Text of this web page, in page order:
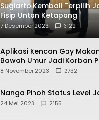
Sugiarto Kembali Terpilih
Fisip Untan Ketapang
7 Desember 2023 3122
Aplikasi Kencan Gay
Bawah Umur Jadi Korban
8 November 2023 2732
Nanga Pinoh Status Level
24 Mei 2023 2155